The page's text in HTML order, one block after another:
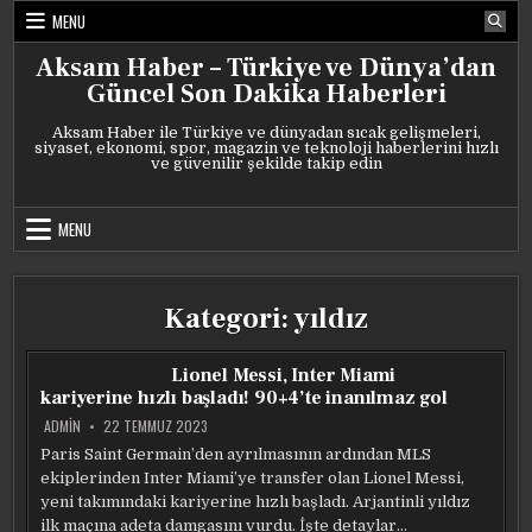
Skip
content
MENU
Aksam Haber – Türkiye ve Dünya’dan
Güncel Son Dakika Haberleri
Aksam Haber ile Türkiye ve dünyadan sıcak gelişmeleri,
siyaset, ekonomi, spor, magazin ve teknoloji haberlerini hızlı
ve güvenilir şekilde takip edin
MENU
Kategori:yıldız
Lionel Messi, Inter Miami
kariyerine hızlı başladı! 90+4’te inanılmaz gol
ADMIN 22 TEMMUZ 2023
Paris Saint Germain’den ayrılmasının ardından MLS
ekiplerinden Inter Miami’ye transfer olan Lionel Messi,
yeni takımındaki kariyerine hızlı başladı. Arjantinli yıldız
ilk maçına adeta damgasını vurdu. İşte detaylar…